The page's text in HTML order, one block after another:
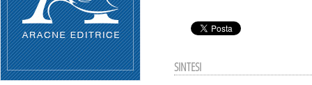
SINTESI